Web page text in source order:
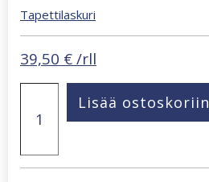
Tapettilaskuri
39,50 € /rll
lehtitapetti
Lisää ostoskoriin